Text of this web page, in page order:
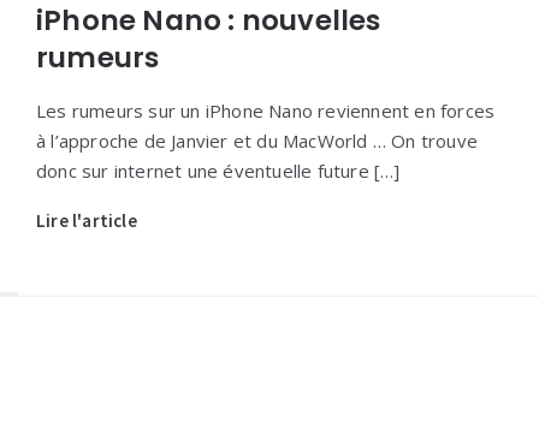
iPhone Nano : nouvelles
rumeurs
Les rumeurs sur un iPhone Nano reviennent en forces
à l’approche de Janvier et du MacWorld … On trouve
donc sur internet une éventuelle future […]
Lire l'article